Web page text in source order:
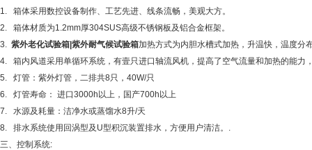
1.
箱体采用数控设备制作、工艺先进、线条流畅，美观大方。
2.
箱体材质为1.2mm厚304SUS高级不锈钢板及铝合金框架。
3. 紫外老化试验箱|紫外耐气候试验箱加热方式为内胆水槽式加热，升温快，温度分
4.
箱内风道采用单循环系统，有壹只进口轴流风机，提高了空气流量和加热的能力
5.
灯管：紫外灯管，二排共8只，40W/只
6.
灯管寿命： 进口3000h以上，国产700h以上
7.
水源及耗量：洁净水或蒸馏水8升/天
8.
排水系统使用回涡型及U型积沉装置排水，方便用户清洁。 .
三、控制系统: